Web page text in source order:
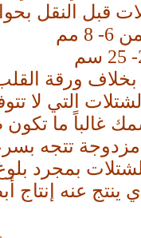
قبل النقل
مم
ورقة
التي لا
غالباً ما
مزدوجة تتجه
بمجرد
ينتج عنه إنتاج